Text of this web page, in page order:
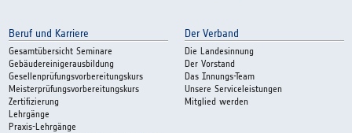
Beruf und Karriere
Gesamtübersicht Seminare
Gebäudereinigerausbildung
Gesellenprüfungsvorbereitungskurs
Meisterprüfungsvorbereitungskurs
Zertifizierung
Lehrgänge
Praxis-Lehrgänge
Der Verband
Die Landesinnung
Der Vorstand
Das Innungs-Team
Unsere Serviceleistungen
Mitglied werden